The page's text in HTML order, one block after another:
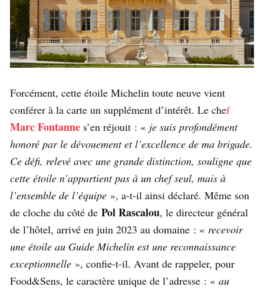
Forcément, cette étoile Michelin toute neuve vient
conférer à la carte un supplément d’intérêt. Le chef
Marc Fontanne s’en réjouit : « je suis profondément
honoré par le dévouement et l’excellence de ma brigade.
Ce défi, relevé avec une grande distinction, souligne que
cette étoile n’appartient pas à un chef seul, mais à
l’ensemble de l’équipe », a-t-il ainsi déclaré. Même son
de cloche du côté de Pol Rascalou, le directeur général
de l’hôtel, arrivé en juin 2023 au domaine : « recevoir
une étoile au Guide Michelin est une reconnaissance
exceptionnelle », confie-t-il. Avant de rappeler, pour
Food&Sens, le caractère unique de l’adresse : « au